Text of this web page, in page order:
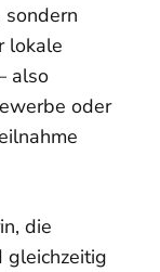
lokale
also
oder
die
gleichzeitig